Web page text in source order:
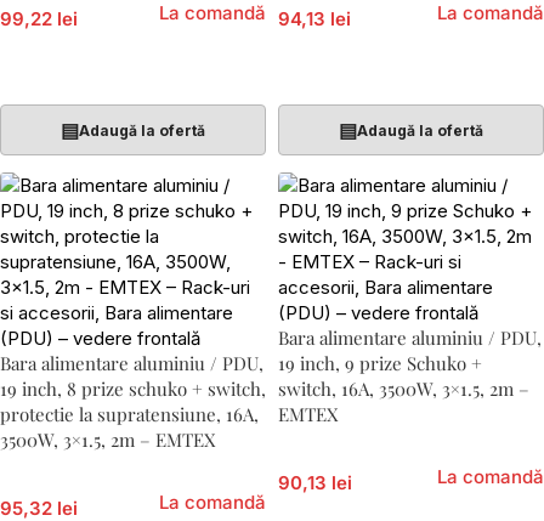
99,22 lei La comandă
▤Adaugă la ofertă
94,13 lei La comandă
▤Adaugă la ofertă
Bara alimentare aluminiu / PDU,
19 inch, 8 prize schuko + switch,
protectie la supratensiune, 16A,
3500W, 3×1.5, 2m – EMTEX
95,32 lei La comandă
Bara alimentare aluminiu / PDU,
19 inch, 9 prize Schuko +
switch, 16A, 3500W, 3×1.5, 2m –
EMTEX
90,13 lei La comandă